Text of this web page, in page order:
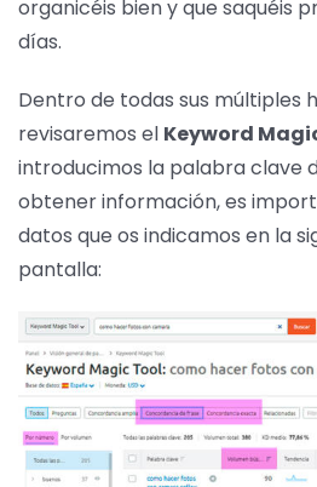
organicéis bien y que saquéis
días.
Dentro de todas sus múltiples
revisaremos el Keyword
introducimos la palabra clave
obtener información, es
datos que os indicamos en la
pantalla: